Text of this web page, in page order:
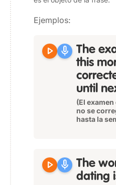
Ejemplos:
play_arrow mic The
this
until
(El
no se
hasta la
play_arrow mic The
dating